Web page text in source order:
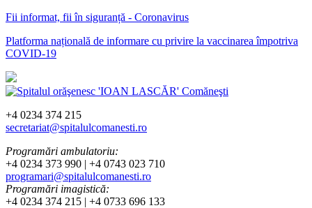
Fii informat, fii în siguranță - Coronavirus
Platforma națională de informare cu privire la vaccinarea împotriva
COVID-19
+4 0234 374 215
secretariat@spitalulcomanesti.ro
Programări ambulatoriu:
+4 0234 373 990 | +4 0743 023 710
programari@spitalulcomanesti.ro
Programări imagistică:
+4 0234 374 215 | +4 0733 696 133